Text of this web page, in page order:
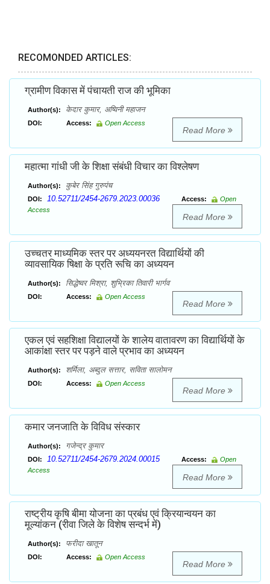
RECOMONDED ARTICLES:
ग्रामीण विकास में पंचायती राज की भूमिका
Author(s): केदार कुमार, अष्विनी महाजन
DOI: Access: Open Access
Read More
महात्मा गांधी जी के शिक्षा संबंधी विचार का विश्लेषण
Author(s): कुबेर सिंह गुरुपंच
DOI: 10.52711/2454-2679.2023.00036 Access:
Open
Access
Read More
उच्चतर माध्यमिक स्तर पर अध्ययनरत विद्यार्थियों की
व्यावसायिक षिक्षा के प्रति रूचि का अध्ययन
Author(s): सिद्धेष्वर मिश्रा, शुभ्रिका तिवारी भार्गव
DOI: Access: Open Access
Read More
एकल एवं सहशिक्षा विद्यालयों के शालेय वातावरण का विद्यार्थियों के
आकांक्षा स्तर पर पड़ने वाले प्रभाव का अध्ययन
Author(s): शर्मिला, अब्दुल सत्तार, सविता सालोमन
DOI: Access: Open Access
Read More
कमार जनजाति के विविध संस्कार
Author(s): गजेन्द्र कुमार
DOI: 10.52711/2454-2679.2024.00015 Access:
Open
Access
Read More
राष्ट्रीय कृषि बीमा योजना का प्रबंध एवं क्रियान्वयन का
मूल्यांकन (रीवा जिले के विशेष सन्दर्भ में)
Author(s): फरीदा खातून
DOI: Access: Open Access
Read More